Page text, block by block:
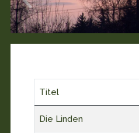
Beiträge
Titel
Die Linden